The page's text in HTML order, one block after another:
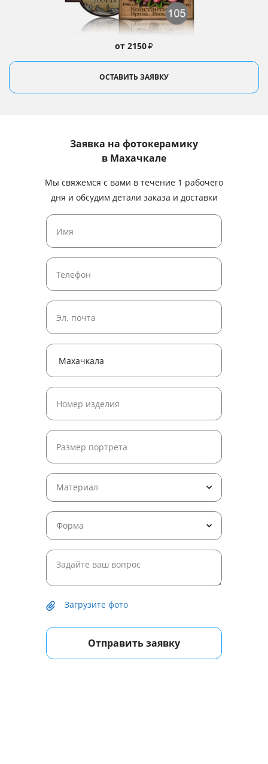
от 2150₽
ОСТАВИТЬ ЗАЯВКУ
Заявка на фотокерамику
в Махачкале
Мы свяжемся с вами в течение 1 рабочего
дня и обсудим детали заказа и доставки
Материал
Форма
Загрузите фото
Отправить заявку